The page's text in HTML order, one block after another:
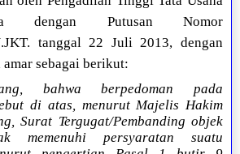
dengan Putusan Nomor
tanggal 22 Juli 2013, dengan
sebagai berikut:
bahwa berpedoman pada
di atas, menurut Majelis Hakim
Surat Tergugat/Pembanding objek
memenuhi persyaratan suatu